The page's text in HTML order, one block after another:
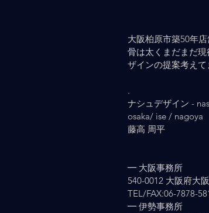
大阪柏原市築50年
骨は太くまだまだ
ザインの提案考えて
.
ナシュデザイン -
osaka/ ise / nagoya
藤高 周平
━ 大阪事務所
540-0012 大阪府大
TEL/FAX:06-7878-
━ 伊勢事務所